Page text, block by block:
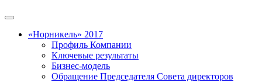
«Норникель» 2017
Профиль Компании
Ключевые результаты
Бизнес-модель
Обращение Председателя Совета директоров